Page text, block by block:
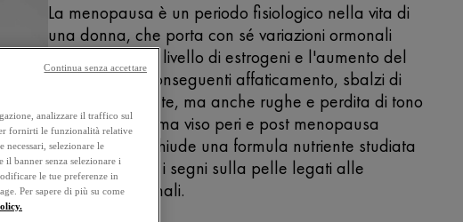
La menopausa è un periodo fisiologico nella vita di
una donna, che porta con sé variazioni ormonali
quali il calo del livello di estrogeni e l'aumento del
cortisolo, con conseguenti affaticamento, sbalzi di
umore e vampate, ma anche rughe e perdita di tono
cutaneo. La crema viso peri e post menopausa
Neovadiol racchiude una formula nutriente studiata
per combattere i segni sulla pelle legati alle
variazioni ormonali.
analizzare il traffico sul
fornirti le funzionalità relative
selezionare le
banner senza selezionare i
le tue preferenze in
Per sapere di più su come
Continua senza accettare